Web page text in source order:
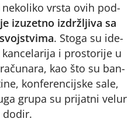
vr­sta ovih pod­
iz­u­zet­no iz­dr­žlji­va sa
. Sto­ga su ide­
i pro­sto­ri­je u
kao što su ban­
kon­fe­ren­cij­ske sa­le,
gru­pa su pri­jat­ni ve­lur
do­dir.